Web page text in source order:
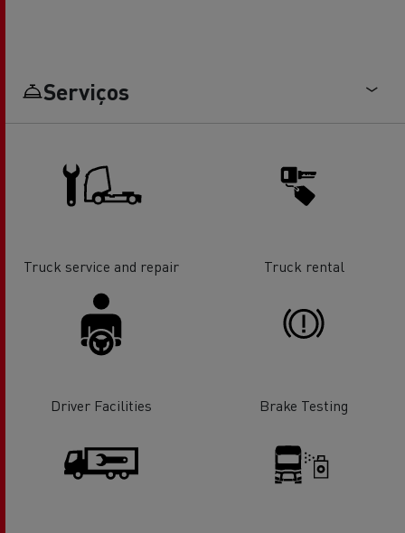
Serviços
Truck service and repair Truck rental
Driver Facilities Brake Testing